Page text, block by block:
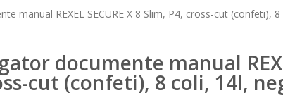
manual REXEL SECURE X 8 Slim, P4, cross-cut (confeti),
documente manual
cut (confeti), 8 coli, 14l,